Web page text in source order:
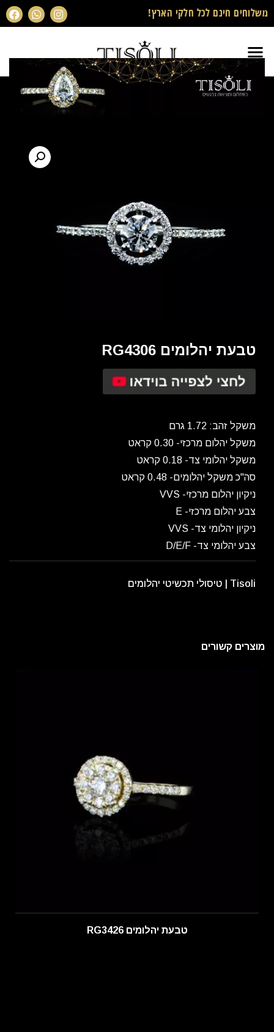
משלוחים חינם לכל חלקי הארץ!
טבעת יהלומים RG4306
משקל זהב: 1.72 גרם
משקל יהלום מרכזי- 0.30 קראט
משקל יהלומי צד- 0.18 קראט
סה"כ משקל יהלומים- 0.48 קראט
ניקיון יהלום מרכזי- VVS
צבע יהלום מרכזי- E
ניקיון יהלומי צד- VVS
צבע יהלומי צד- D/E/F
Tisoli | טיסולי תכשיטי יהלומים
מוצרים קשורים
טבעת יהלומים RG3426